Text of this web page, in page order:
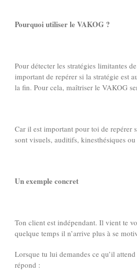
Pourquoi utiliser le VAKOG ?
Pour détecter les stratégies limitantes
important de repérer si la stratégie est
la fin. Pour cela, maîtriser le VAKOG
Car il est important pour toi de repérer
sont visuels, auditifs, kinesthésiques
Un exemple concret
Ton client est indépendant. Il vient te
quelque temps il n’arrive plus à se
Lorsque tu lui demandes ce qu’il
répond :